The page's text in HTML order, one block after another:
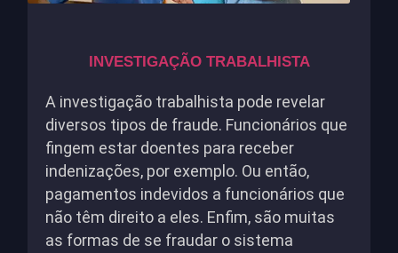
INVESTIGAÇÃO TRABALHISTA
A investigação trabalhista pode revelar
diversos tipos de fraude. Funcionários que
fingem estar doentes para receber
indenizações, por exemplo. Ou então,
pagamentos indevidos a funcionários que
não têm direito a eles. Enfim, são muitas
as formas de se fraudar o sistema